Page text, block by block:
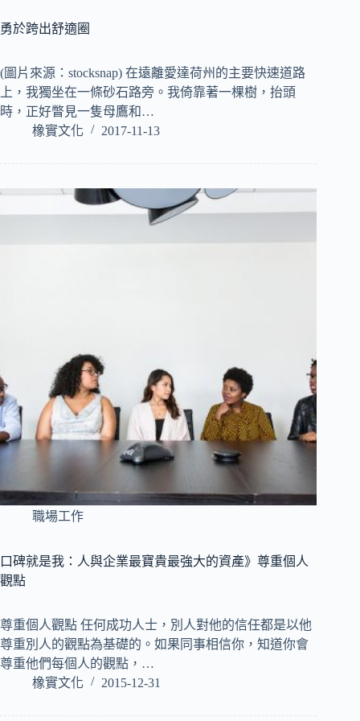
勇於跨出舒適圈
(圖片來源：stocksnap) 在遠離愛達荷州的主要快速道路
上，我獨坐在一條砂石路旁。我倚靠著一棵樹，抬頭
時，正好瞥見一隻母鷹和…
橡實文化
2017-11-13
職場工作
口碑就是我：人與企業最寶貴最強大的資產》尊重個人
觀點
尊重個人觀點 任何成功人士，別人對他的信任都是以他
尊重別人的觀點為基礎的。如果同事相信你，知道你會
尊重他們每個人的觀點，…
橡實文化
2015-12-31